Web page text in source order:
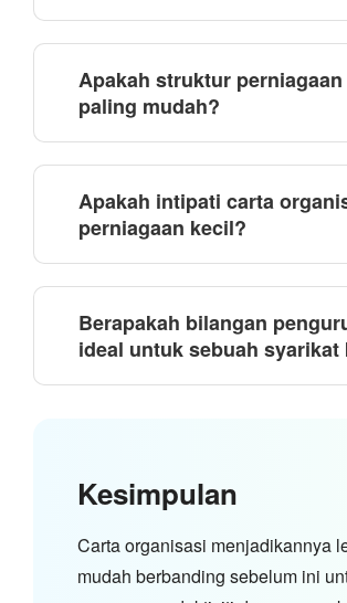
Apakah struktur
paling mudah?
Apakah intipati carta
perniagaan kecil?
Berapakah bilangan
ideal untuk sebuah syarikat
Kesimpulan
Carta organisasi menjadikannya
mudah berbanding sebelum ini